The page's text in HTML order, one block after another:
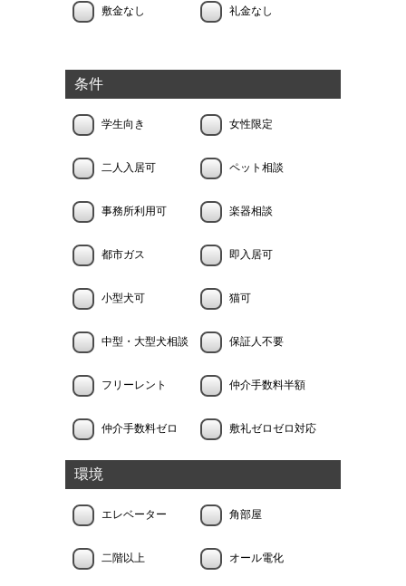
敷金なし 礼金なし
条件
学生向き 女性限定
二人入居可 ペット相談
事務所利用可 楽器相談
都市ガス 即入居可
小型犬可 猫可
中型・大型犬相談 保証人不要
フリーレント 仲介手数料半額
仲介手数料ゼロ 敷礼ゼロゼロ対応
環境
エレベーター 角部屋
二階以上 オール電化